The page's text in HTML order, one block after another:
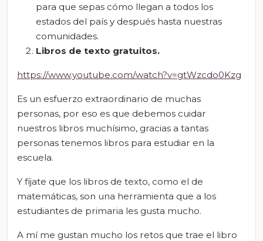
para que sepas cómo llegan a todos los
estados del país y después hasta nuestras
comunidades.
Libros de texto gratuitos.
https://www.youtube.com/watch?v=gtWzcdo0Kzg
Es un esfuerzo extraordinario de muchas
personas, por eso es que debemos cuidar
nuestros libros muchísimo, gracias a tantas
personas tenemos libros para estudiar en la
escuela.
Y fíjate que los libros de texto, como el de
matemáticas, son una herramienta que a los
estudiantes de primaria les gusta mucho.
A mí me gustan mucho los retos que trae el libro